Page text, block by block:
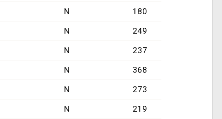
N
180
N
249
N
237
N
368
N
273
N
219